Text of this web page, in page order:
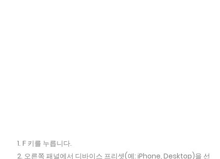
F 키를 누릅니다.
오른쪽 패널에서 디바이스 프리셋(예: iPhone, Desktop)을 선